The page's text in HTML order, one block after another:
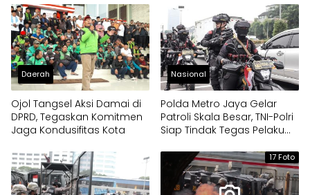
Pakar Polandia dan IPB
Daerah
Ojol Tangsel Aksi Damai di
DPRD, Tegaskan Komitmen
Jaga Kondusifitas Kota
Nasional
Polda Metro Jaya Gelar
Patroli Skala Besar, TNI-Polri
Siap Tindak Tegas Pelaku
17 Foto